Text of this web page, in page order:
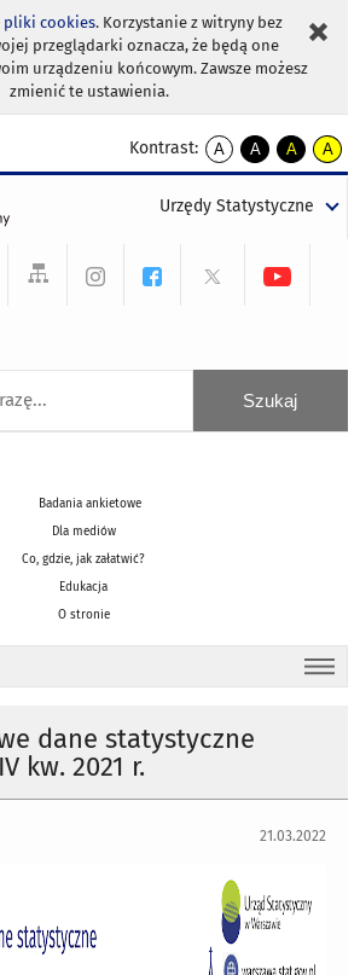
pliki cookies. Korzystanie z witryny bez
przeglądarki oznacza, że będą one
urządzeniu końcowym. Zawsze możesz
zmienić te ustawienia.
Kontrast:
A
kontrast
A
kontrast
tekst
czarnym
A
kontrast
tekst
czarnym
A
tekst
żółtym
Urzędy Statystyczne
Badania ankietowe
Dla mediów
Co, gdzie, jak załatwić?
Edukacja
O stronie
dane statystyczne
kw. 2021 r.
21.03.2022